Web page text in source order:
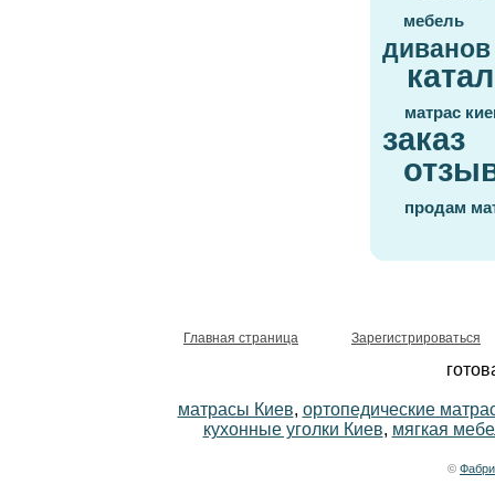
мебель
диванов
матрас
заказ
продам
Главная страница Зарегистрироваться
матрасы Киев, ортопедические
кухонные уголки Киев, мягкая
©